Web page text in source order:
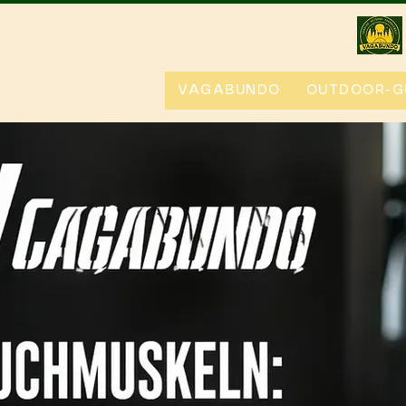
VAGABUNDO OUTDOOR-